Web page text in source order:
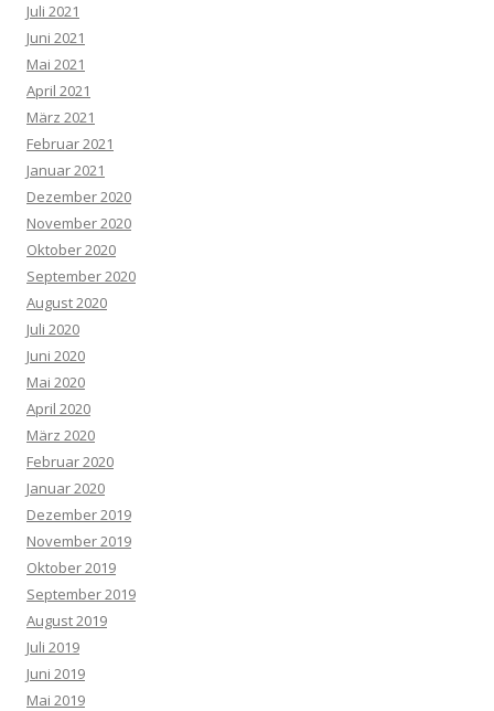
Juli 2021
Juni 2021
Mai 2021
April 2021
März 2021
Februar 2021
Januar 2021
Dezember 2020
November 2020
Oktober 2020
September 2020
August 2020
Juli 2020
Juni 2020
Mai 2020
April 2020
März 2020
Februar 2020
Januar 2020
Dezember 2019
November 2019
Oktober 2019
September 2019
August 2019
Juli 2019
Juni 2019
Mai 2019